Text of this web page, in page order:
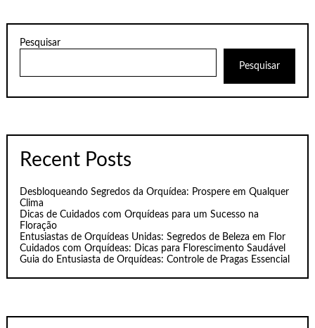
Pesquisar
Pesquisar
Recent Posts
Desbloqueando Segredos da Orquídea: Prospere em Qualquer
Clima
Dicas de Cuidados com Orquídeas para um Sucesso na
Floração
Entusiastas de Orquídeas Unidas: Segredos de Beleza em Flor
Cuidados com Orquídeas: Dicas para Florescimento Saudável
Guia do Entusiasta de Orquídeas: Controle de Pragas Essencial